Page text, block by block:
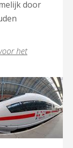
door
het